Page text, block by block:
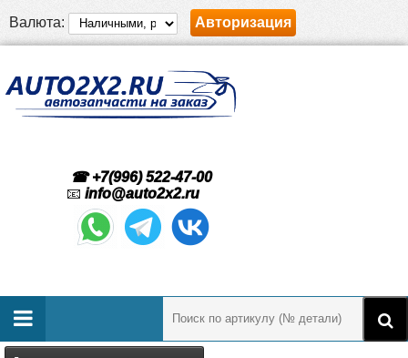
Валюта: Авторизация
☎ +7(996) 522-47-00
📧 info@auto2x2.ru